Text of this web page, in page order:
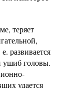
теряет
развивается
ушиб головы.
удается